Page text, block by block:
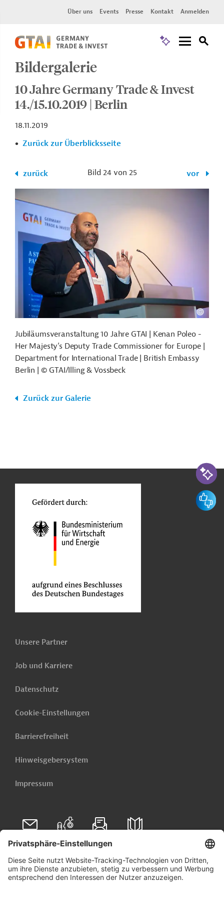
Über uns Events Presse Kontakt Anmelden
Bildergalerie
10 Jahre Germany Trade & Invest
14./15.10.2019 | Berlin
18.11.2019
Zurück zur Überblicksseite
zurück Bild 24 von 25 vor
Jubiläumsveranstaltung 10 Jahre GTAI | Kenan Poleo -
Her Majesty’s Deputy Trade Commissioner for Europe |
Department for International Trade | British Embassy
Berlin | © GTAI/Illing & Vossbeck
Zurück zur Galerie
Unsere Partner
Job und Karriere
Datenschutz
Cookie-Einstellungen
Barrierefreiheit
Hinweisgebersystem
Impressum
Folgen Sie uns auf
KI-